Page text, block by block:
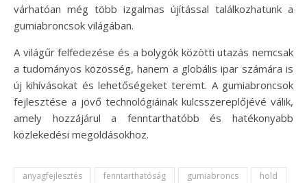
várhatóan még több izgalmas újítással találkozhatunk a
gumiabroncsok világában.
A világűr felfedezése és a bolygók közötti utazás nemcsak
a tudományos közösség, hanem a globális ipar számára is
új kihívásokat és lehetőségeket teremt. A gumiabroncsok
fejlesztése a jövő technológiáinak kulcsszereplőjévé válik,
amely hozzájárul a fenntarthatóbb és hatékonyabb
közlekedési megoldásokhoz.
anyagfejlesztés fenntarthatóság gumiabroncs
hold